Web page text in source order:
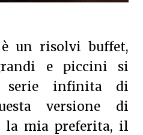
un risolvi buffet,
e piccini si
serie infinita di
versione di
la mia preferita, il